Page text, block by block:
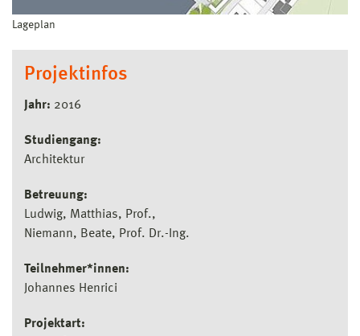
Lageplan
Projektinfos
Jahr: 2016
Studiengang:
Architektur
Betreuung:
Ludwig, Matthias, Prof.
Niemann, Beate, Prof. Dr.-Ing.
Teilnehmer*innen:
Johannes Henrici
Projektart: